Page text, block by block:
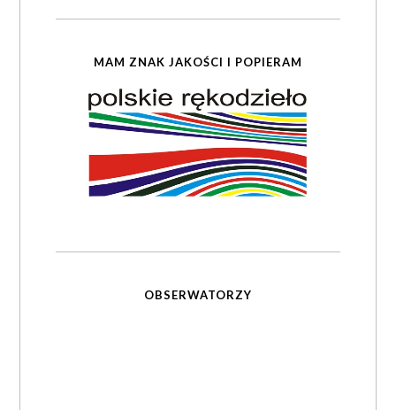
MAM ZNAK JAKOŚCI I POPIERAM
OBSERWATORZY